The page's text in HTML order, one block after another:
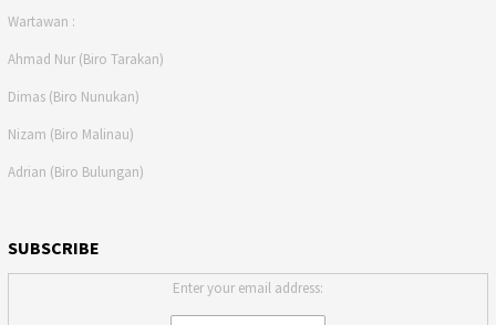
Wartawan :
Ahmad Nur (Biro Tarakan)
Dimas (Biro Nunukan)
Nizam (Biro Malinau)
Adrian (Biro Bulungan)
SUBSCRIBE
Enter your email address: